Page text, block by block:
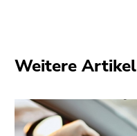
Weitere Artikel